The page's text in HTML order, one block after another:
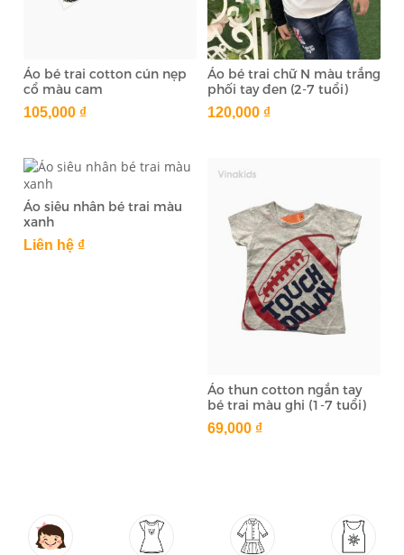
Áo bé trai cotton cún nẹp
cổ màu cam
105,000 ₫
Áo bé trai chữ N màu trắng
phối tay đen (2-7 tuổi)
120,000 ₫
Áo siêu nhân bé trai màu
xanh
Liên hệ ₫
Áo thun cotton ngắn tay
bé trai màu ghi (1-7 tuổi)
69,000 ₫